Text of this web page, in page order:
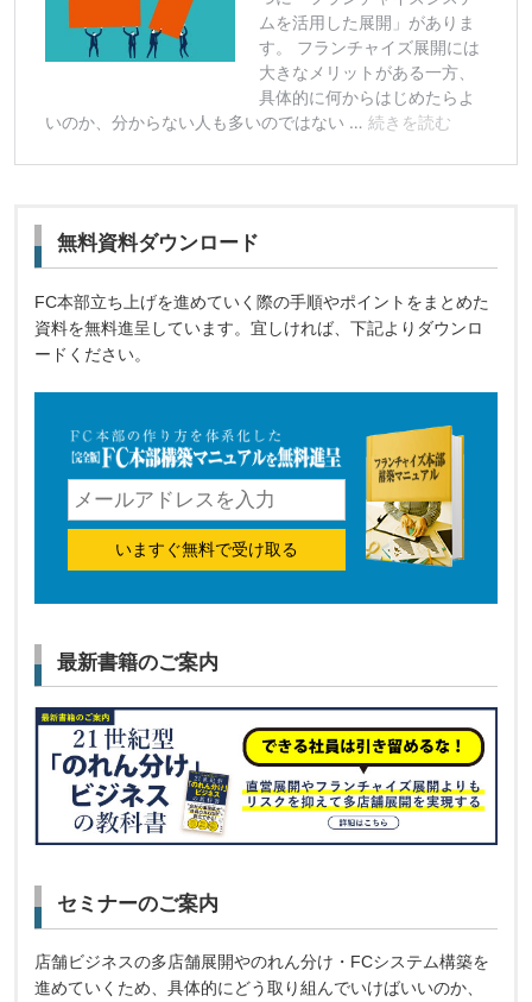
無料資料ダウンロード
FC本部立ち上げを進めていく際の手順やポイントをまとめた
資料を無料進呈しています。宜しければ、下記よりダウンロ
ードください。
いますぐ無料で受け取る
最新書籍のご案内
セミナーのご案内
店舗ビジネスの多店舗展開やのれん分け・FCシステム構築を
進めていくため、具体的にどう取り組んでいけばいいのか、